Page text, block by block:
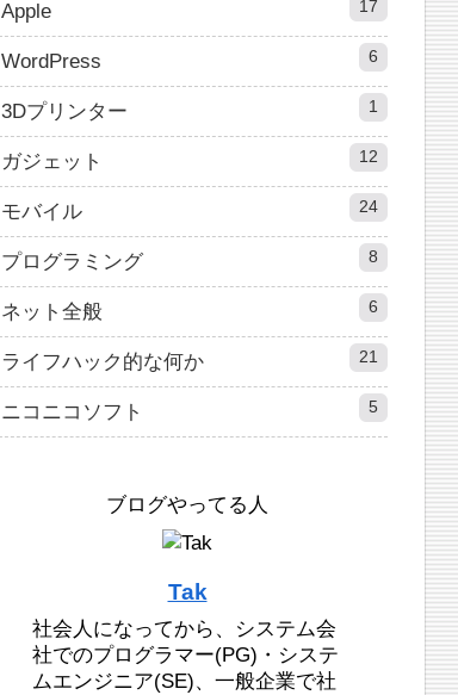
Apple 17
WordPress 6
3Dプリンター 1
ガジェット 12
モバイル 24
プログラミング 8
ネット全般 6
ライフハック的な何か 21
ニコニコソフト 5
ブログやってる人
Tak
社会人になってから、システム会
社でのプログラマー(PG)・システ
ムエンジニア(SE)、一般企業で社